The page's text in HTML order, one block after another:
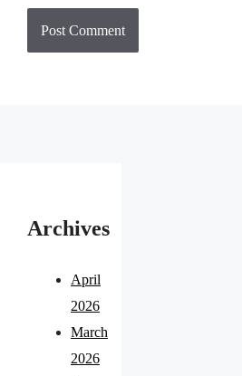
Archives
April
2026
March
2026